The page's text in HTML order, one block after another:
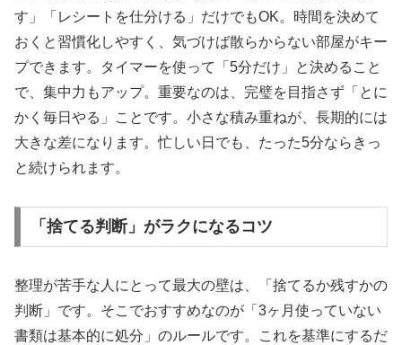
す」「レシートを仕分ける」だけでもOK。時間を決めて
おくと習慣化しやすく、気づけば散らからない部屋がキー
プできます。タイマーを使って「5分だけ」と決めること
で、集中力もアップ。重要なのは、完璧を目指さず「とに
かく毎日やる」ことです。小さな積み重ねが、長期的には
大きな差になります。忙しい日でも、たった5分ならきっ
と続けられます。
「捨てる判断」がラクになるコツ
整理が苦手な人にとって最大の壁は、「捨てるか残すかの
判断」です。そこでおすすめなのが「3ヶ月使っていない
書類は基本的に処分」のルールです。これを基準にするだ